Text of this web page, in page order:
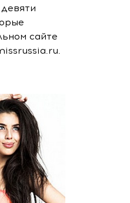
сайте